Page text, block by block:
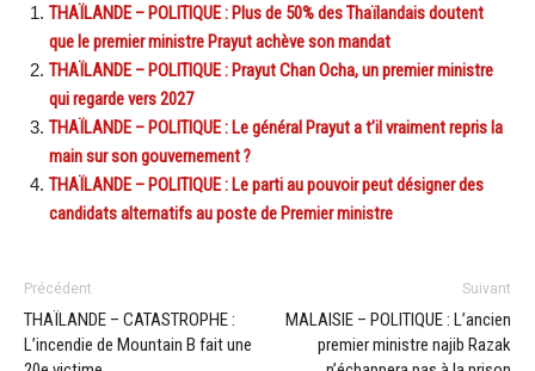
THAÏLANDE – POLITIQUE : Plus de 50% des Thaïlandais doutent
que le premier ministre Prayut achève son mandat
THAÏLANDE – POLITIQUE : Prayut Chan Ocha, un premier ministre
qui regarde vers 2027
THAÏLANDE – POLITIQUE : Le général Prayut a t’il vraiment repris la
main sur son gouvernement ?
THAÏLANDE – POLITIQUE : Le parti au pouvoir peut désigner des
candidats alternatifs au poste de Premier ministre
Précédent
THAÏLANDE – CATASTROPHE :
L’incendie de Mountain B fait une
Suivant
MALAISIE – POLITIQUE : L’ancien
premier ministre najib Razak